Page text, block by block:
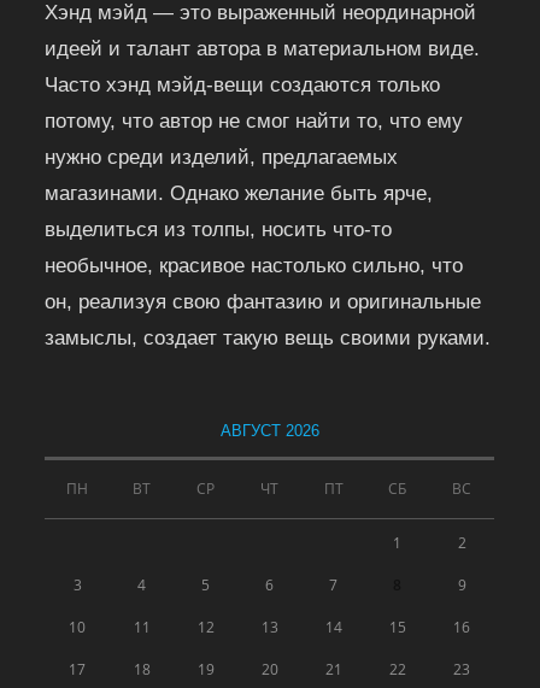
Хэнд мэйд — это выраженный неординарной
идеей и талант автора в материальном виде.
Часто хэнд мэйд-вещи создаются только
потому, что автор не смог найти то, что ему
нужно среди изделий, предлагаемых
магазинами. Однако желание быть ярче,
выделиться из толпы, носить что-то
необычное, красивое настолько сильно, что
он, реализуя свою фантазию и оригинальные
замыслы, создает такую вещь своими руками.
АВГУСТ 2026
ПН ВТ СР ЧТ ПТ СБ ВС
1 2
3 4 5 6 7 9
10 11 12 13 14 15 16
17 18 19 20 21 22 23